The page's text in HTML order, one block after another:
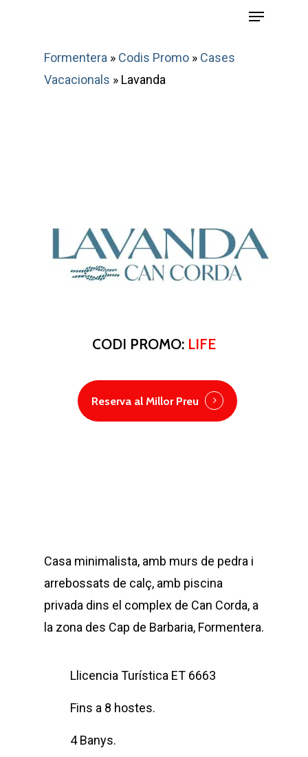
Menu
Formentera » Codis Promo » Cases
Vacacionals » Lavanda
CODI PROMO: LIFE
Reserva al Millor Preu
Casa minimalista, amb murs de pedra i
arrebossats de calç, amb piscina
privada dins el complex de Can Corda, a
la zona des Cap de Barbaria, Formentera.
Llicencia Turística ET 6663
Fins a 8 hostes.
4 Banys.